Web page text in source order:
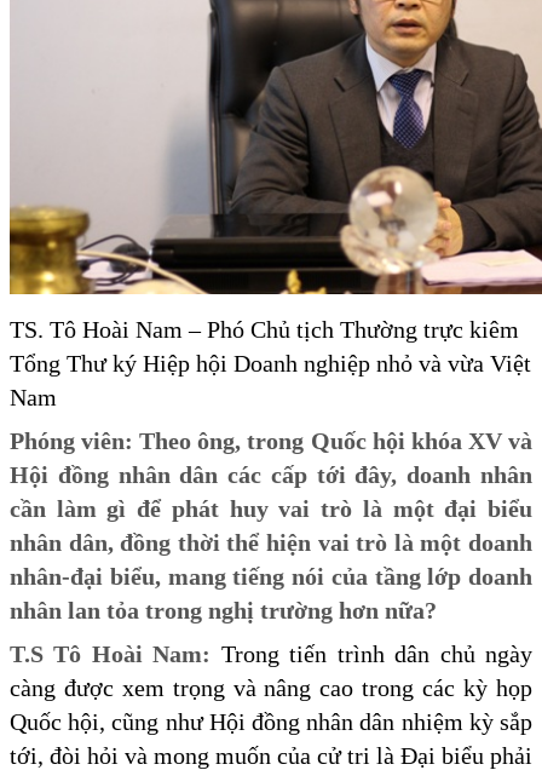
TS. Tô Hoài Nam – Phó Chủ tịch Thường trực kiêm
Tổng Thư ký Hiệp hội Doanh nghiệp nhỏ và vừa Việt
Nam
Phóng viên: Theo ông, trong Quốc hội khóa XV và
Hội đồng nhân dân các cấp tới đây, doanh nhân
cần làm gì để phát huy vai trò là một đại biểu
nhân dân, đồng thời thể hiện vai trò là một doanh
nhân-đại biểu, mang tiếng nói của tầng lớp doanh
nhân lan tỏa trong nghị trường hơn nữa?
T.S Tô Hoài Nam: Trong tiến trình dân chủ ngày
càng được xem trọng và nâng cao trong các kỳ họp
Quốc hội, cũng như Hội đồng nhân dân nhiệm kỳ sắp
tới, đòi hỏi và mong muốn của cử tri là Đại biểu phải